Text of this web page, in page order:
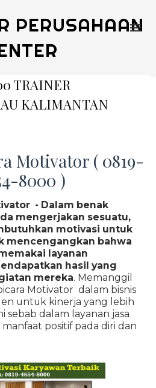
PERUSAHAAN
TRAINER
KALIMANTAN
Motivator ( 0819-
8000 )
- Dalam benak
mengerjakan sesuatu,
motivasi untuk
mencengangkan bahwa
layanan
hasil yang
mereka. Memanggil
Motivator dalam bisnis
untuk kinerja yang lebih
sebab dalam layanan jasa
positif pada diri dan